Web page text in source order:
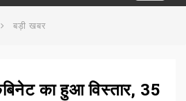
बड़ी खबर
का हुआ विस्तार, 35